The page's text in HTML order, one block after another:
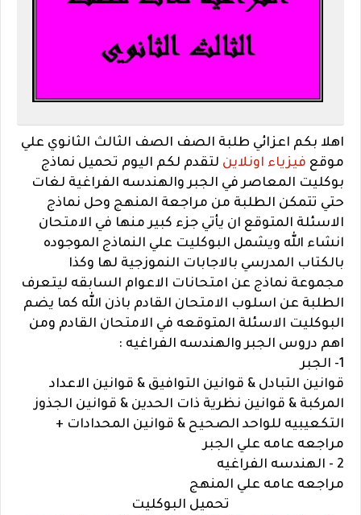
اهلا بكم اعزائي طلبة الصف الصف الثالث الثانوي علي
موقع فيزياء اونلاين لتقدم لكم اليوم تحميل نماذج
بوكليت المعاصر في الجبر والهندسه الفراغية لغات
حتي تتمكن الطلبة من مراجعة المنهج وحل نماذج
الاسئلة المتوقع ان يأتي جزء كبير منها في الامتحان
انشاء الله ويشمل البوكليت علي النماذج الموجوده
بالكتاب المدرسي بالاجابات النموزجية لها وكذا
مجموعة نماذج عن امتحانات الاعوام السابقه ليتعرف
الطلبة عن اسلوب الامتحان القادم باذن الله كما يضم
البوكليت الاسئلة المتوقعه في الامتحان القادم ومن
اهم دروس الجبر والهندسه الفراغيه :
1- الجبر
قوانين التبادل & قوانين التوافيق & قوانين الاعداد
المركبة & قوانين نظرية ذات الحدين & قوانين الجذوز
التكعيبيه للواحد الصحيح & قوانين المحدادات +
مراجعه عامه علي الجبر
2 - الهندسه الفراغيه
مراجعه عامه علي المنهج
تحميل البوكليت